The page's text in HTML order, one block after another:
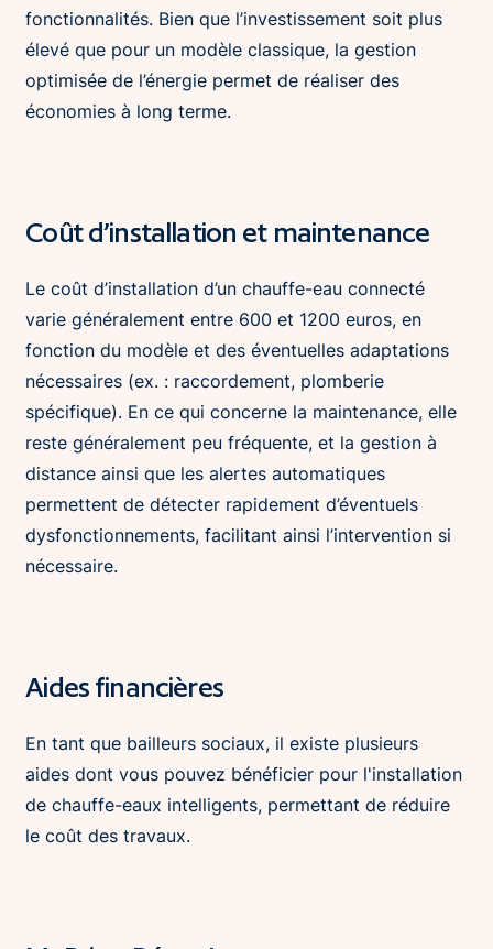
fonctionnalités. Bien que l’investissement soit plus
élevé que pour un modèle classique, la gestion
optimisée de l’énergie permet de réaliser des
économies à long terme.
Coût d’installation et maintenance
Le coût d’installation d’un chauffe-eau connecté
varie généralement entre 600 et 1200 euros, en
fonction du modèle et des éventuelles adaptations
nécessaires (ex. : raccordement, plomberie
spécifique). En ce qui concerne la maintenance, elle
reste généralement peu fréquente, et la gestion à
distance ainsi que les alertes automatiques
permettent de détecter rapidement d’éventuels
dysfonctionnements, facilitant ainsi l’intervention si
nécessaire.
Aides financières
En tant que bailleurs sociaux, il existe plusieurs
aides dont vous pouvez bénéficier pour l'installation
de chauffe-eaux intelligents, permettant de réduire
le coût des travaux.